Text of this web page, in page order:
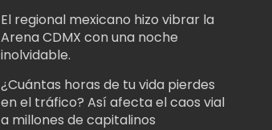
El regional mexicano hizo vibrar la
Arena CDMX con una noche
inolvidable.
¿Cuántas horas de tu vida pierdes
en el tráfico? Así afecta el caos vial
a millones de capitalinos